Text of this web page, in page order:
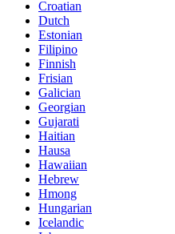
Croatian
Dutch
Estonian
Filipino
Finnish
Frisian
Galician
Georgian
Gujarati
Haitian
Hausa
Hawaiian
Hebrew
Hmong
Hungarian
Icelandic